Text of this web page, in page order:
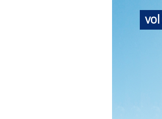
vol